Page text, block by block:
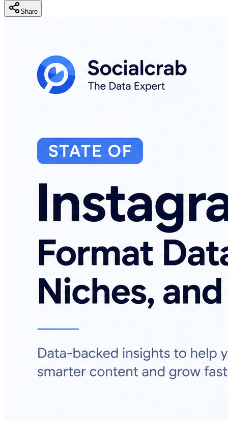
Share